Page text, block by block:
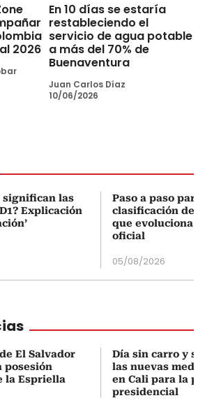
2026
En 10 días se estaría
restableciendo el
servicio de agua potable
a más del 70% de
Buenaventura
Juan Carlos Díaz
10/06/2026
significan las
Explicación
Paso a paso
clasificación del
que evoluciona
oficial
05/08/2026
El Salvador
posesión
la Espriella
Día sin carro y
las nuevas
en Cali para la
presidencial